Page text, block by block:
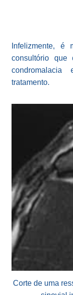
Infelizmente, é
consultório que
tratamento.
Corte de uma